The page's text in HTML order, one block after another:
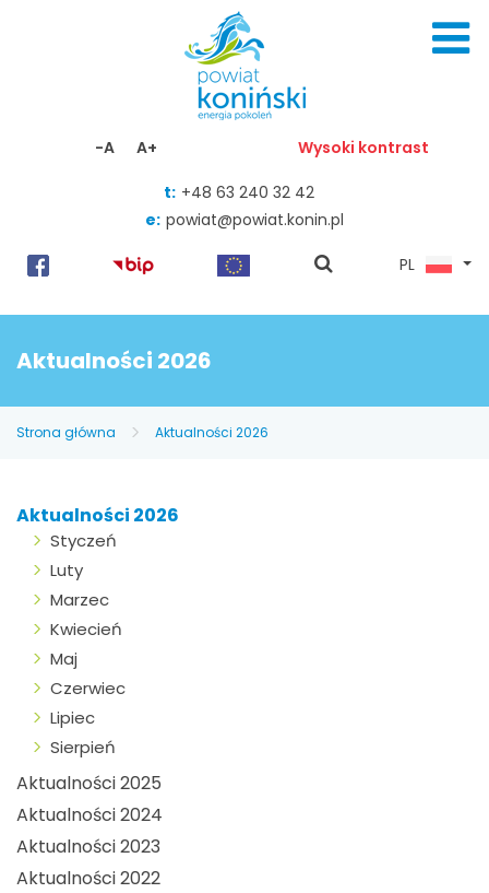
-A A+ Wysoki kontrast
t: +48 63 240 32 42
e: powiat@powiat.konin.pl
pokaż
PL
Aktualności 2026
Strona główna Aktualności 2026
Aktualności 2026
Styczeń
Luty
Marzec
Kwiecień
Maj
Czerwiec
Lipiec
Sierpień
Aktualności 2025
Aktualności 2024
Aktualności 2023
Aktualności 2022